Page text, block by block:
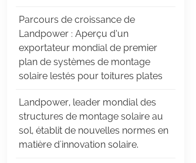
Parcours de croissance de
Landpower : Aperçu d’un
exportateur mondial de premier
plan de systèmes de montage
solaire lestés pour toitures plates
Landpower, leader mondial des
structures de montage solaire au
sol, établit de nouvelles normes en
matière d'innovation solaire.